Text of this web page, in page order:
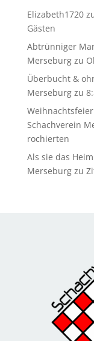
Elizabeth1720
Gästen
Abtrünniger
Merseburgzu
Überbucht &
Merseburgzu
Schachverein
rochierten
Als sie das
Merseburgzu